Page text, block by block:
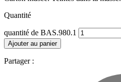
Quantité
quantité de BAS.980.1
Ajouter au panier
Partager :